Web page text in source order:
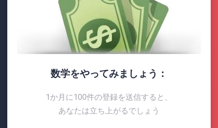
数学をやってみましょう：
1か月に100件の登録を送信すると、
あなたは立ち上がるでしょう